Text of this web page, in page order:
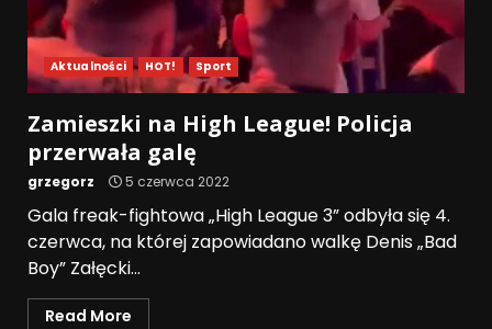
Aktualności HOT! Sport
Zamieszki na High League! Policja
przerwała galę
grzegorz 5 czerwca 2022
Gala freak-fightowa „High League 3” odbyła się 4.
czerwca, na której zapowiadano walkę Denis „Bad
Boy” Załęcki...
Read More